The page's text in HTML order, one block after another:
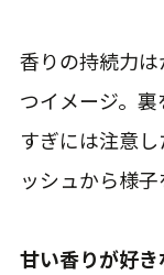
香りの持続力
つイメージ。
すぎには注意
ッシュから様子
甘い香りが好